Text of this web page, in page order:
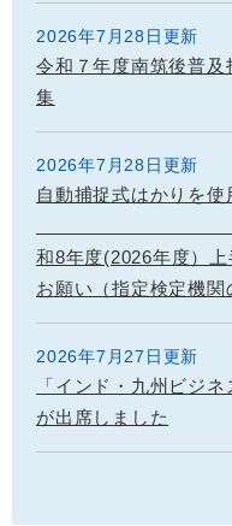
2026年7月28日更新
令和７年度南筑後普
集
2026年7月28日更新
自動捕捉式はかりを
和8年度(2026年度）
お願い（指定検定機関
2026年7月27日更新
「インド・九州ビジ
が出席しました